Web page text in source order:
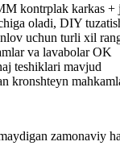
kontrplak karkas +
oladi, DIY
uchun turli xil
va lavabolar OK
teshiklari mavjud
kronshteyn